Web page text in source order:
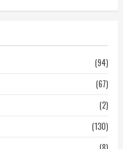
(94)
(67)
(2)
(130)